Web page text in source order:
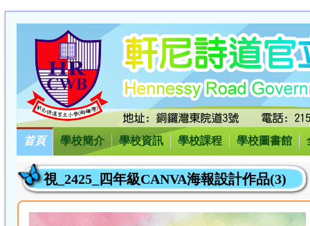
首頁 學校簡介 學校資訊 學校課程 學校圖書館
視_2425_四年級CANVA海報設計作品(3)